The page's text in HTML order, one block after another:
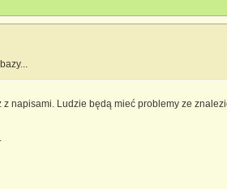
z napisami. Ludzie będą mieć problemy ze